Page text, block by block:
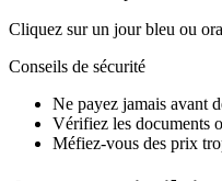
Cliquez sur un jour bleu ou
Conseils de sécurité
Ne payez jamais avant
Vérifiez les documents
Méfiez-vous des prix